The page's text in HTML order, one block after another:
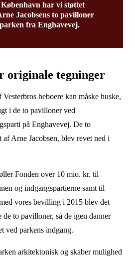
har vi støttet
Jacobsens to pavilloner
fra Enghavevej.
originale tegninger
beboere kan måske huske,
i de to pavilloner ved
på Enghavevej. De to
Arne Jacobsen, blev revet ned i
Fonden over 10 mio. kr. til
og indgangspartierne samt til
vores bevilling i 2015 blev det
to pavilloner, så de igen danner
ved parkens indgang.
arkitektonisk og skaber mulighed